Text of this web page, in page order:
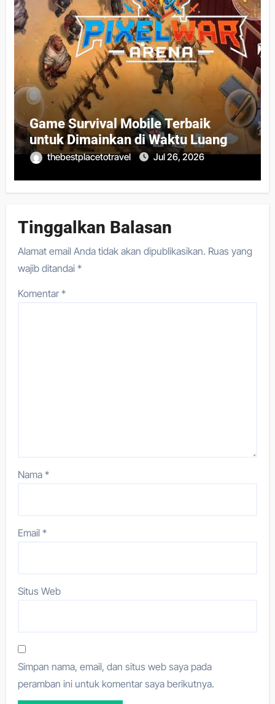
Game Survival Mobile Terbaik
untuk Dimainkan di Waktu Luang
thebestplacetotravel Jul 26, 2026
Tinggalkan Balasan
Alamat email Anda tidak akan dipublikasikan. Ruas yang
wajib ditandai*
Komentar*
Nama*
Email*
Situs Web
Simpan nama, email, dan situs web saya pada
peramban ini untuk komentar saya berikutnya.